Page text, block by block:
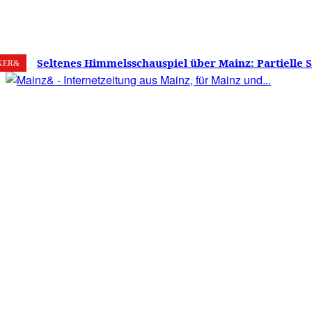
6. August 2026 26.2 Mainz
Seltenes Himmelsschauspiel über Mainz: Partielle
am 12. August 2026 – Sonne zu etwa 88 Prozent